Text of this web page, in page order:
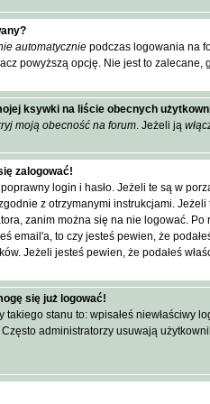
automatycznie podczas logowania na
powyższą opcję. Nie jest to
ksywki na liście obecnych
moją obecność na forum. Jeżeli ją
zalogować!
login i hasło. Jeżeli te są w
z otrzymanymi instrukcjami.
zanim można się na nie logować.
email'a, to czy jesteś pewien, że
Jeżeli jesteś pewien, że podałeś
się już logować!
stanu to: wpisałeś niewłaściwy
administratorzy usuwają